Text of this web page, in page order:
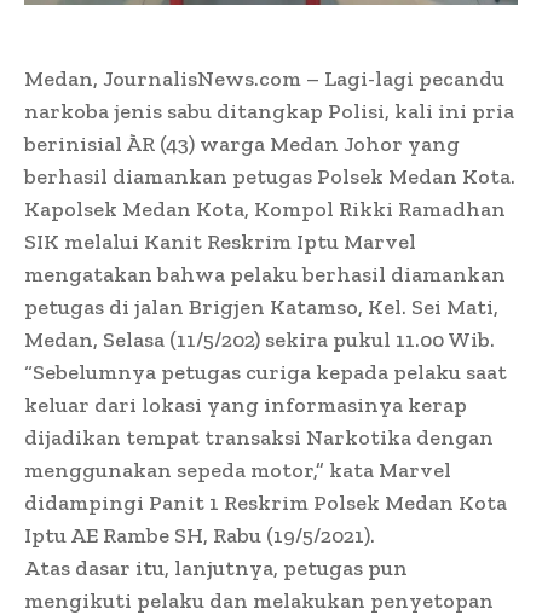
Medan, JournalisNews.com – Lagi-lagi pecandu
narkoba jenis sabu ditangkap Polisi, kali ini pria
berinisial ÀR (43) warga Medan Johor yang
berhasil diamankan petugas Polsek Medan Kota.
Kapolsek Medan Kota, Kompol Rikki Ramadhan
SIK melalui Kanit Reskrim Iptu Marvel
mengatakan bahwa pelaku berhasil diamankan
petugas di jalan Brigjen Katamso, Kel. Sei Mati,
Medan, Selasa (11/5/202) sekira pukul 11.00 Wib.
“Sebelumnya petugas curiga kepada pelaku saat
keluar dari lokasi yang informasinya kerap
dijadikan tempat transaksi Narkotika dengan
menggunakan sepeda motor,” kata Marvel
didampingi Panit 1 Reskrim Polsek Medan Kota
Iptu AE Rambe SH, Rabu (19/5/2021).
Atas dasar itu, lanjutnya, petugas pun
mengikuti pelaku dan melakukan penyetopan